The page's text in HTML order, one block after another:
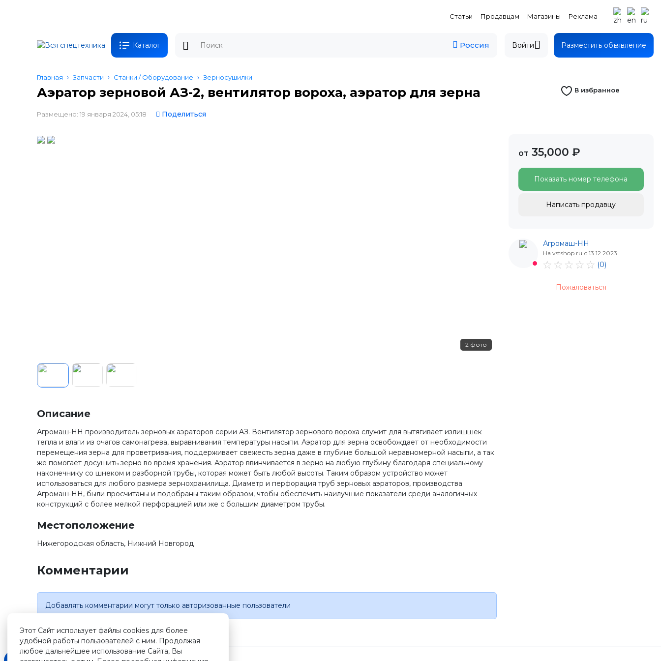
Статьи Продавцам Магазины Реклама
Каталог Россия Войти Разместить объявление
Главная Запчасти Станки / Оборудование Зерносушилки
Аэратор зерновой АЗ-2, вентилятор вороха, аэратор для зерна В избранное
Размещено: 19 января 2024, 05:18 Поделиться
2 фото
Описание
Агромаш-НН производитель зерновых аэраторов серии АЗ. Вентилятор зернового вороха служит для вытягивает излишшек
тепла и влаги из очагов самонагрева, выравнивания температуры насыпи. Аэратор для зерна освобождает от необходимости
перемещения зерна для проветривания, поддерживает свежесть зерна даже в глубине большой неравномерной насыпи, а так
же помогает досушить зерно во время хранения. Аэратор ввинчивается в зерно на любую глубину благодаря специальному
наконечнику со шнеком и разборной трубы, которая может быть любой высоты. Таким образом устройство может
использоваться для любого размера зернохранилища. Диаметр и перфорация труб зерновых аэраторов, производства
Агромаш-НН, были просчитаны и подобраны таким образом, чтобы обеспечить наилучшие показатели среди аналогичных
конструкций с более мелкой перфорацией или же с большим диаметром трубы.
Местоположение
Нижегородская область, Нижний Новгород
Комментарии
Добавлять комментарии могут только авторизованные пользователи
от 35,000 ₽
Показать номер телефона
Написать продавцу
Агромаш-НН
На vstshop.ru с 13.12.2023
(0)
Пожаловаться
Этот Сайт использует файлы cookies для более
удобной работы пользователей с ним. Продолжая
любое дальнейшее использование Сайта, Вы